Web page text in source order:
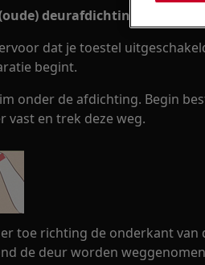
deurafdichting
dat je toestel
begint.
onder de afdichting. Begin
vast en trek deze weg.
toe richting de onderkant van
de deur worden